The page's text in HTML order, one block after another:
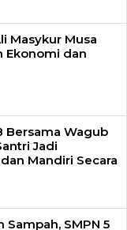
Masykur Musa
Ekonomi dan
Bersama Wagub
Jadi
Mandiri Secara
Sampah, SMPN 5